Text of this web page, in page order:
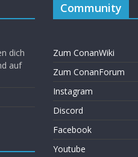
dich
auf
Community
Zum ConanWiki
Zum ConanForum
Instagram
Discord
Facebook
Youtube